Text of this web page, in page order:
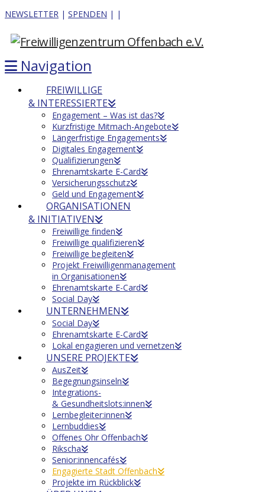
NEWSLETTER | SPENDEN | |
Navigation
FREIWILLIGE
& INTERESSIERTE
Engagement – Was ist das?
Kurzfristige Mitmach-Angebote
Längerfristige Engagements
Digitales Engagement
Qualifizierungen
Ehrenamtskarte E-Card
Versicherungsschutz
Geld und Engagement
ORGANISATIONEN
& INITIATIVEN
Freiwillige finden
Freiwillige qualifizieren
Freiwillige begleiten
Projekt Freiwilligenmanagement
in Organisationen
Ehrenamtskarte E-Card
Social Day
UNTERNEHMEN
Social Day
Ehrenamtskarte E-Card
Lokal engagieren und vernetzen
UNSERE PROJEKTE
AusZeit
Begegnungsinseln
Integrations-
& Gesundheitslots:innen
Lernbegleiter:innen
Lernbuddies
Offenes Ohr Offenbach
Rikscha
Senior:innencafés
Engagierte Stadt Offenbach
Projekte im Rückblick